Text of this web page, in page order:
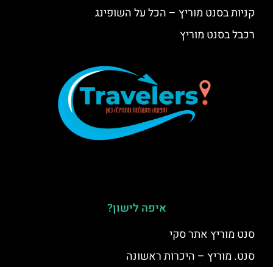
קניות בסנט מוריץ – הכל על השופינג
רכבל בסנט מוריץ
איפה לישון?
סנט מוריץ אתר סקי
סנט. מוריץ – היכרות ראשונה